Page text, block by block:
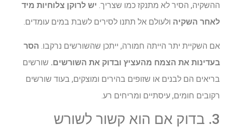
ההשקיה, הסיר לא מתנקז כמו שצריך. יש לרוקן צלוחיות מיד
לאחר השקיה ולעולם אל תתנו לסירים לשבת במים עומדים.
אם השקיית יתר הייתה חמורה, ייתכן שהשורשים נרקבו. הסר
בעדינות את הצמח מהעציץ ובדוק את השורשים. שורשים
בריאים הם לבנים או שזופים בהירים ומוצקים, בעוד שורשים
רקובים חומים, עיסתיים ומריחים רע.
3. בדוק אם הוא קשור לשורש